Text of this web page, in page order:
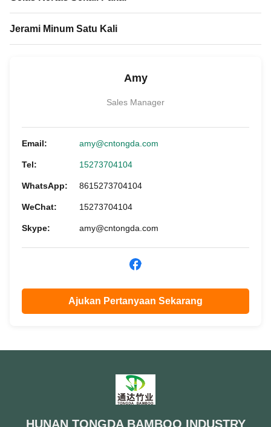
Jerami Minum Satu Kali
Amy
Sales Manager
Email: amy@cntongda.com
Tel: 15273704104
WhatsApp: 8615273704104
WeChat: 15273704104
Skype: amy@cntongda.com
Ajukan Pertanyaan Sekarang
HUNAN TONGDA BAMBOO INDUSTRY